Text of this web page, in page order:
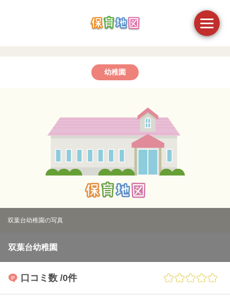
幼稚園
双葉台幼稚園の写真
双葉台幼稚園
口コミ数 /0件